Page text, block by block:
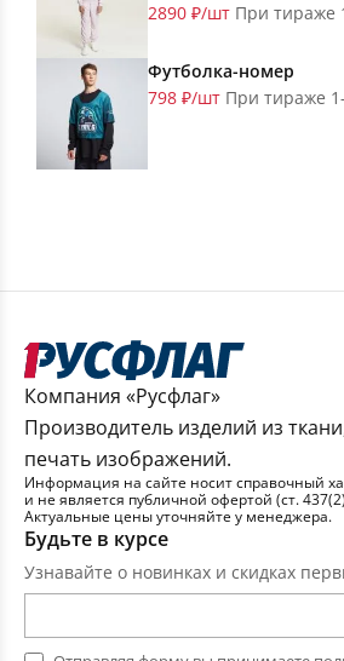
2890 ₽/шт При тираже
Футболка-номер
798 ₽/шт При тираже
Компания «Русфлаг»
Производитель изделий из
печать изображений.
Информация на сайте носит справочный
и не является публичной офертой (ст.
Актуальные цены уточняйте у менеджера.
Будьте в курсе
Узнавайте о новинках и скидках